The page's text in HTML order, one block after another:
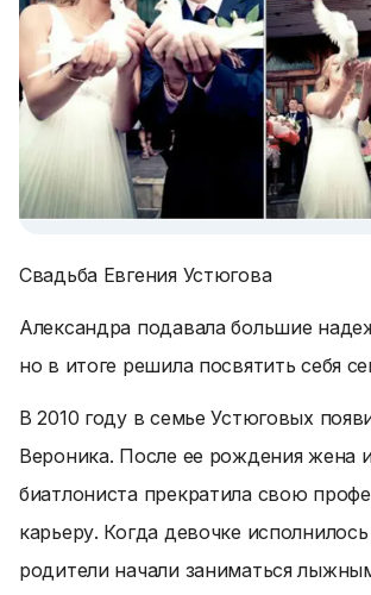
Свадьба Евгения Устюгова
Александра подавала большие
но в итоге решила посвятить себя
В 2010 году в семье Устюговых
Вероника. После ее рождения жена
биатлониста прекратила свою
карьеру. Когда девочке
родители начали заниматься